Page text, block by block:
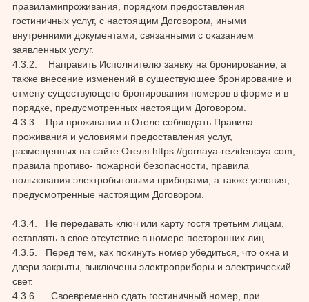
правиламипроживания, порядком предоставления
гостиничных услуг, с настоящим Договором, иными
внутренними документами, связанными с оказанием
заявленных услуг.
4.3.2. Направить Исполнителю заявку на бронирование, а
также внесение изменений в существующее бронирование и
отмену существующего бронирования номеров в форме и в
порядке, предусмотренных настоящим Договором.
4.3.3. При проживании в Отеле соблюдать Правила
проживания и условиями предоставления услуг,
размещенных на сайте Отеля https://gornaya-rezidenciya.com,
правила противо- пожарной безопасности, правила
пользования электробытовыми приборами, а также условия,
предусмотренные настоящим Договором.
4.3.4. Не передавать ключ или карту гостя третьим лицам,
оставлять в свое отсутствие в номере посторонних лиц.
4.3.5. Перед тем, как покинуть номер убедиться, что окна и
двери закрыты, выключены электроприборы и электрический
свет.
4.3.6. Своевременно сдать гостиничный номер, при